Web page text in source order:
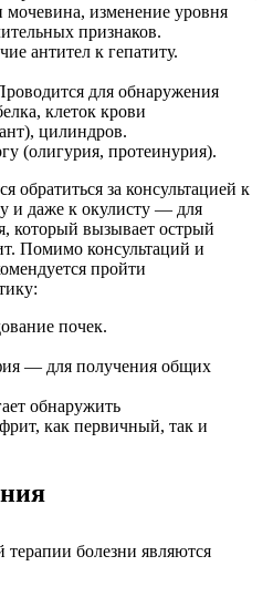
мочевина, изменение уровня
признаков.
антител к гепатиту.
для обнаружения
клеток крови
цилиндров.
(олигурия, протеинурия).
обратиться за консультацией к
и даже к окулисту — для
который вызывает острый
Помимо консультаций и
пройти
почек.
— для получения общих
обнаружить
как первичный, так и
болезни являются